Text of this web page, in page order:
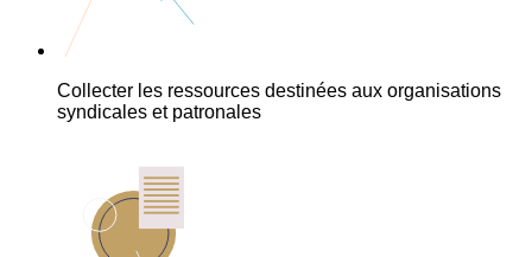
Collecter les ressources destinées aux organisations
syndicales et patronales